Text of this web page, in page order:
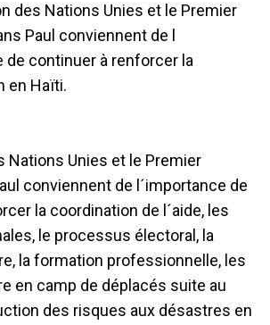
des Nations Unies et le Premier
Paul conviennent de l
de continuer à renforcer la
en Haïti.
Nations Unies et le Premier
conviennent de l´importance de
la coordination de l´aide, les
le processus électoral, la
la formation professionnelle, les
en camp de déplacés suite au
des risques aux désastres en